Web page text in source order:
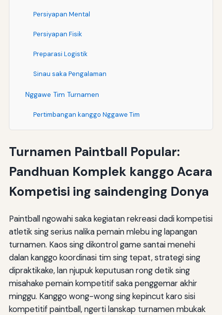
Persiyapan Mental
Persiyapan Fisik
Preparasi Logistik
Sinau saka Pengalaman
Nggawe Tim Turnamen
Pertimbangan kanggo Nggawe Tim
Pangopènan tim
Kesimpulan
Turnamen Paintball Popular:
Pandhuan Komplek kanggo Acara
Kompetisi ing saindenging Donya
Paintball ngowahi saka kegiatan rekreasi dadi kompetisi
atletik sing serius nalika pemain mlebu ing lapangan
turnamen. Kaos sing dikontrol game santai menehi
dalan kanggo koordinasi tim sing tepat, strategi sing
dipraktikake, lan njupuk keputusan rong detik sing
misahake pemain kompetitif saka penggemar akhir
minggu. Kanggo wong-wong sing kepincut karo sisi
kompetitif paintball, ngerti lanskap turnamen mbukak